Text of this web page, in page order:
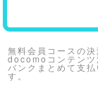
無料会員コースの
docomoコンテンツ
バンクまとめて支
す。